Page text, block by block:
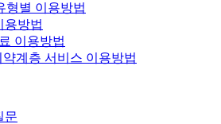
형별 이용방법
용방법
이용방법
약계층 서비스 이용방법
문